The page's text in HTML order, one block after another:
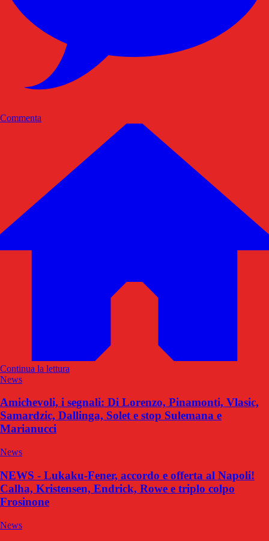
Commenta
Continua la lettura
News
Amichevoli, i segnali: Di Lorenzo, Pinamonti, Vlasic,
Samardzic, Dallinga, Solet e stop Sulemana e
Marianucci
News
NEWS - Lukaku-Fener, accordo e offerta al Napoli!
Calha, Kristensen, Endrick, Rowe e triplo colpo
Frosinone
News